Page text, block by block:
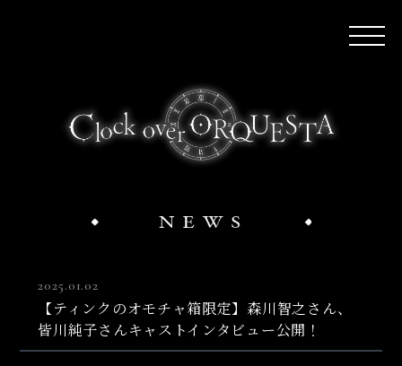
2025.01.02
【ティンクのオモチャ箱限定】森川智之さん、
皆川純子さんキャストインタビュー公開！